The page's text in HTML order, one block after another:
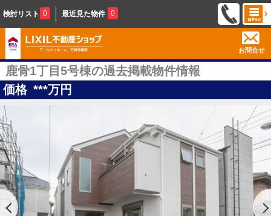
検討リスト 0 最近見た物件 0
お問合せ
鹿骨1丁目5号棟の過去掲載物件情報
価格 ***万円